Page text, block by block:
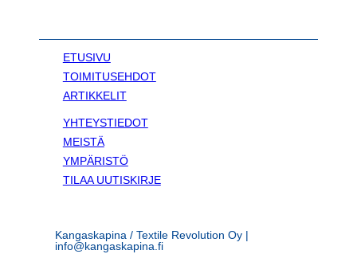
ETUSIVU
TOIMITUSEHDOT
ARTIKKELIT
YHTEYSTIEDOT
MEISTÄ
YMPÄRISTÖ
TILAA UUTISKIRJE
Kangaskapina / Textile Revolution Oy |
info@kangaskapina.fi